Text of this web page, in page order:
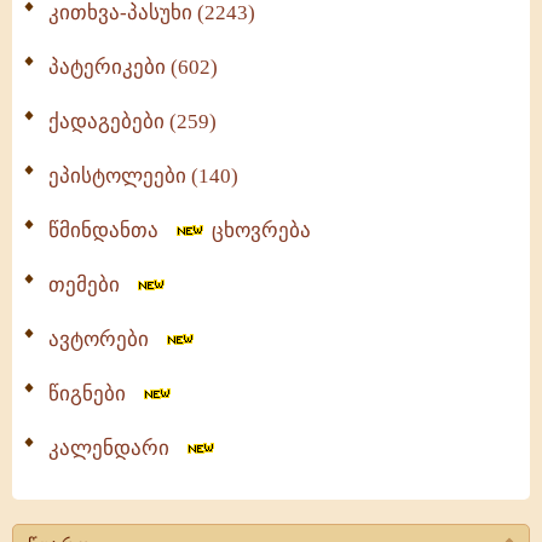
კითხვა-პასუხი (2243)
პატერიკები (602)
ქადაგებები (259)
ეპისტოლეები (140)
წმინდანთა ცხოვრება
თემები
ავტორები
წიგნები
კალენდარი